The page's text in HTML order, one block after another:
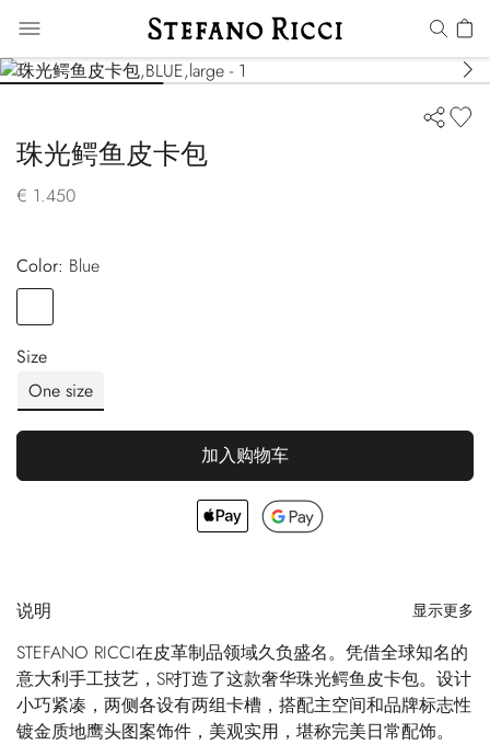
珠光鳄鱼皮卡包
€ 1.450
Color:
blue
Size
One size
加入购物车
说明 显示更多
STEFANO RICCI在皮革制品领域久负盛名。凭借全球知名的
意大利手工技艺，SR打造了这款奢华珠光鳄鱼皮卡包。设计
小巧紧凑，两侧各设有两组卡槽，搭配主空间和品牌标志性
镀金质地鹰头图案饰件，美观实用，堪称完美日常配饰。